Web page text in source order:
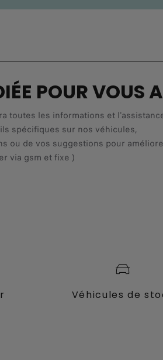
POUR VOUS
toutes les informations et
spécifiques sur nos véhicules,
ou de vos suggestions pour
via gsm et fixe )
Véhicules de